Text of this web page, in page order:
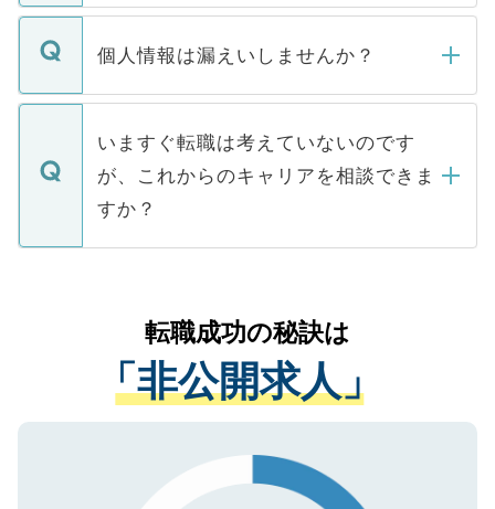
ません。
■応募殺到を避けるため 人気のある医療機
関を公にしてしまうと、応募が殺到する場
に、医療機関が求める条件に合った人材の
みを人材紹介会社に依頼するケースが増え
ています。
転職・入職を強要することは一切ありませ
ん。また、仮に応募先から内定をいただい
定を承諾する必要はありません。内定先へ
の辞退の連絡はキャリアパートナーが行い
個人情報は漏えいしませんか？
個人情報が漏えいすることはありませんの
で、ご安心ください。当サイトからの登録
などで収集したご登録者様の個人情報は、
ご本人のキャリアアップおよび転職活動の
支援を目的に使用いたします。お預かりし
ているすべての個人データはご本人の許可
は、個人情報の取り扱いについての厳密な
管理基準を満たした事業者のみに付与され
る、プライバシーマークを取得済みです。
で、機密保持に関してもご安心ください。
いますぐ転職は考えていないのです
が、これからのキャリアを相談できま
すか？
かがいして、現在の医療機関の状況や紹介
経験をまじえながら、適切なアドバイスを
させていただきます。すぐにご転職をされ
ない方には、長期的なサポートが可能です
ので、まずはご登録ください。
転職成功の秘訣は
「非公開求人」